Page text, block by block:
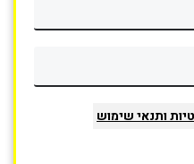
ותנאי שימוש